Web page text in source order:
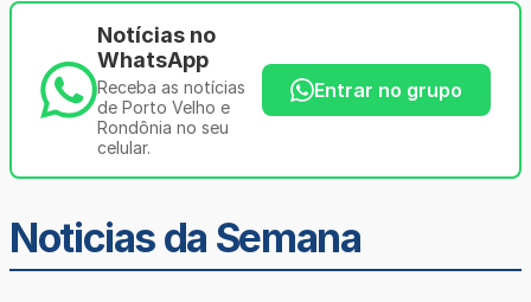
Notícias no
WhatsApp
Receba as notícias
de Porto Velho e
Rondônia no seu
celular.
Entrar no grupo
Noticias da Semana